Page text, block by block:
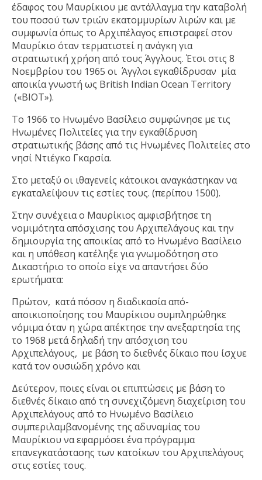
έδαφος του Μαυρίκιου με αντάλλαγμα την καταβολή
του ποσού των τριών εκατομμυρίων λιρών και με
συμφωνία όπως το Αρχιπέλαγος επιστραφεί στον
Μαυρίκιο όταν τερματιστεί η ανάγκη για
στρατιωτική χρήση από τους Άγγλους. Έτσι στις 8
Νοεμβρίου του 1965 οι Άγγλοι εγκαθίδρυσαν μία
αποικία γνωστή ως British Indian Ocean Territory
(«BIOT»).
Το 1966 το Ηνωμένο Βασίλειο συμφώνησε με τις
Ηνωμένες Πολιτείες για την εγκαθίδρυση
στρατιωτικής βάσης από τις Ηνωμένες Πολιτείες στο
νησί Ντιέγκο Γκαρσία.
Στο μεταξύ οι ιθαγενείς κάτοικοι αναγκάστηκαν να
εγκαταλείψουν τις εστίες τους. (περίπου 1500).
Στην συνέχεια ο Μαυρίκιος αμφισβήτησε τη
νομιμότητα απόσχισης του Αρχιπελάγους και την
δημιουργία της αποικίας από το Ηνωμένο Βασίλειο
και η υπόθεση κατέληξε για γνωμοδότηση στο
Δικαστήριο το οποίο είχε να απαντήσει δύο
ερωτήματα:
Πρώτον, κατά πόσον η διαδικασία από-
αποικιοποίησης του Μαυρίκιου συμπληρώθηκε
νόμιμα όταν η χώρα απέκτησε την ανεξαρτησία της
το 1968 μετά δηλαδή την απόσχιση του
Αρχιπελάγους, με βάση το διεθνές δίκαιο που ίσχυε
κατά τον ουσιώδη χρόνο και
Δεύτερον, ποιες είναι οι επιπτώσεις με βάση το
διεθνές δίκαιο από τη συνεχιζόμενη διαχείριση του
Αρχιπελάγους από το Ηνωμένο Βασίλειο
συμπεριλαμβανομένης της αδυναμίας του
Μαυρίκιου να εφαρμόσει ένα πρόγραμμα
επανεγκατάστασης των κατοίκων του Αρχιπελάγους
στις εστίες τους.